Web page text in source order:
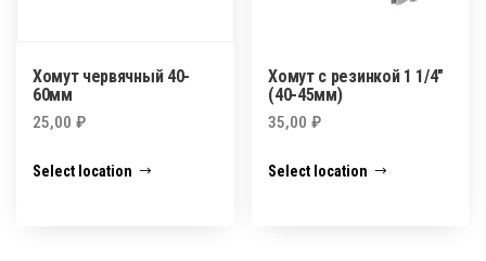
Хомут червячный 40-
60мм
25,00 ₽
Select location
Хомут с резинкой 1 1/4″
(40-45мм)
35,00₽
Select location